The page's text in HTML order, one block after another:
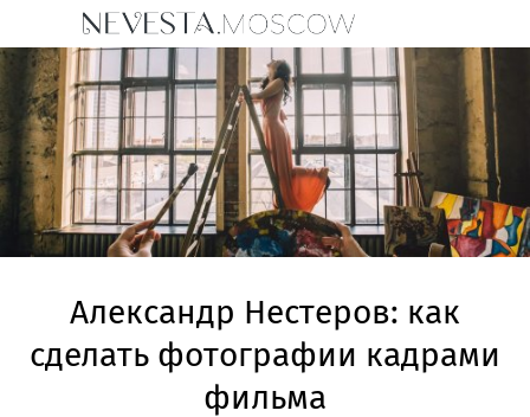
Александр Нестеров: как
сделать фотографии кадрами
фильма